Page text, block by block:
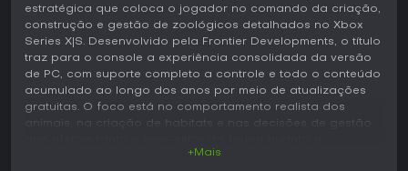
estratégica que coloca o jogador no comando da criação,
construção e gestão de zoológicos detalhados no Xbox
Series X|S. Desenvolvido pela Frontier Developments, o título
traz para o console a experiência consolidada da versão
de PC, com suporte completo a controle e todo o conteúdo
acumulado ao longo dos anos por meio de atualizações
gratuitas. O foco está no comportamento realista dos
animais, na criação de habitats e nas decisões de gestão
+Mais